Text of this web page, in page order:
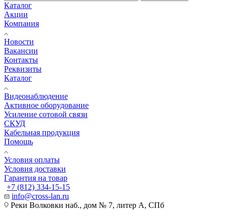
Каталог
Акции
Компания
Новости
Вакансии
Контакты
Реквизиты
Каталог
Видеонаблюдение
Активное оборудование
Усиление сотовой связи
СКУД
Кабельная продукция
Помощь
Условия оплаты
Условия доставки
Гарантия на товар
+7 (812) 334-15-15
info@cross-lan.ru
Реки Волковки наб., дом № 7, литер А, СПб